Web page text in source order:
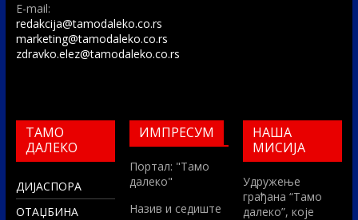
E-mail:
redakcija@tamodaleko.co.rs
marketing@tamodaleko.co.rs
zdravko.elez@tamodaleko.co.rs
ТАМО
ДАЛЕКО
ДИЈАСПОРА
ОТАЏБИНА
ИМПРЕСУМ
Портал: "Тамо
далеко"
Назив и седиште
НАША
МИСИЈА
Удружење
грађана “Тамо
далеко”, које